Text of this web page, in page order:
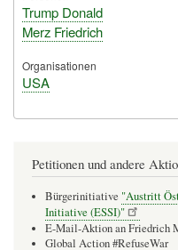
Trump Donald
Merz Friedrich
Organisationen
USA
Petitionen und andere
Bürgerinitiative "Austritt
Initiative (ESSI)"
E-Mail-Aktion an Friedrich
Global Action #RefuseWar